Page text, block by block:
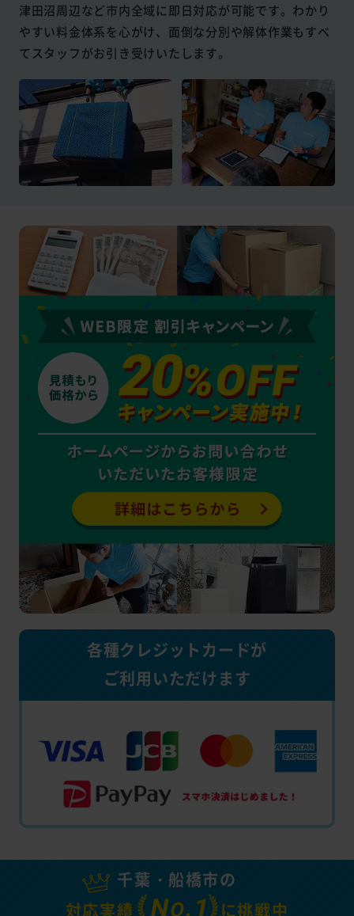
津田沼周辺など市内全域に即日対応が可能です。わかり
やすい料金体系を心がけ、面倒な分別や解体作業もすべ
てスタッフがお引き受けいたします。
各種クレジットカードが
ご利用いただけます
千葉・船橋市の
対応実績
NO.1 に挑戦中